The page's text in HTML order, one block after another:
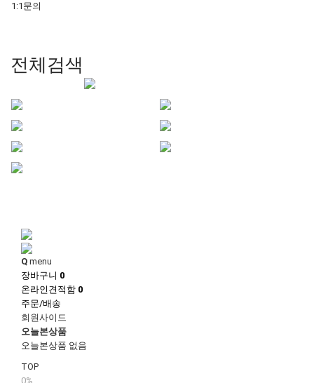
1:1문의
전체검색
1
Q menu
장바구니 0
온라인견적함 0
주문/배송
회원사이드
오늘본상품
오늘본상품 없음
TOP
0%